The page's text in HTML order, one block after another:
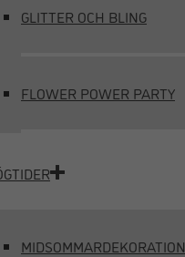
GLITTER OCH BLING
FLOWER POWER PARTY
MIDSOMMARDEKORATION